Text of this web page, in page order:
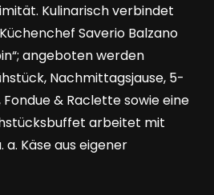
Kulinarisch verbindet
Saverio Balzano
angeboten werden
Nachmittagsjause, 5-
& Raclette sowie eine
arbeitet mit
Käse aus eigener